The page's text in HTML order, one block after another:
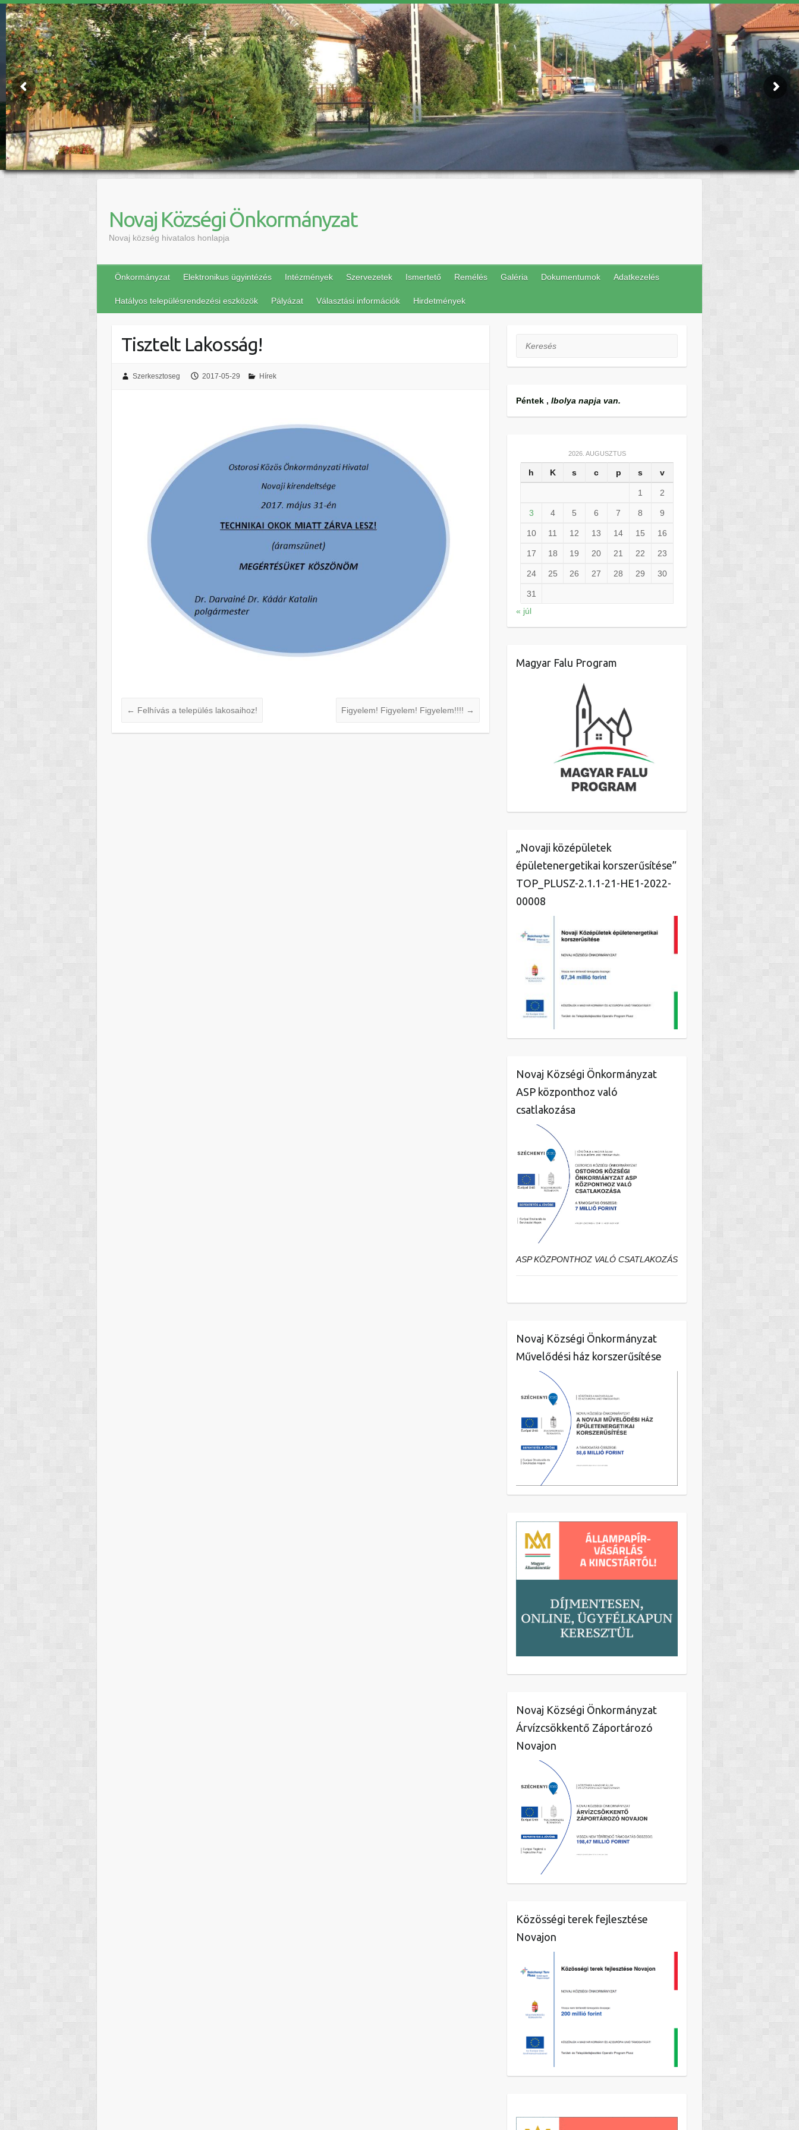
Novaj Községi Önkormányzat
Novaj község hivatalos honlapja
Önkormányzat Elektronikus ügyintézés Intézmények Szervezetek Ismertető Remélés Galéria Dokumentumok Adatkezelés
Hatályos településrendezési eszközök Pályázat Választási információk Hirdetmények
Tisztelt Lakosság!
Szerkesztoseg 2017-05-29 Hírek
← Felhívás a település lakosaihoz! Figyelem! Figyelem! Figyelem!!!! →
Keresés
Péntek , Ibolya napja van.
2026. AUGUSZTUS
h K s c p s v
1 2
3 4 5 6 7 8 9
10 11 12 13 14 15 16
17 18 19 20 21 22 23
24 25 26 27 28 29 30
31
« júl
Magyar Falu Program
„Novaji középületek
épületenergetikai korszerűsítése”
TOP_PLUSZ-2.1.1-21-HE1-2022-
00008
Novaj Községi Önkormányzat
ASP központhoz való
csatlakozása
ASP KÖZPONTHOZ VALÓ CSATLAKOZÁS
Novaj Községi Önkormányzat
Művelődési ház korszerűsítése
Novaj Községi Önkormányzat
Árvízcsökkentő Záportározó
Novajon
Közösségi terek fejlesztése
Novajon